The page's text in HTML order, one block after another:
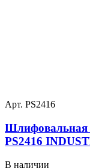
Арт. PS2416
Шлифовальная
PS2416
В наличии